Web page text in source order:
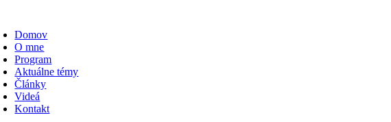
content
Domov
O mne
Program
Aktuálne témy
Články
Videá
Kontakt